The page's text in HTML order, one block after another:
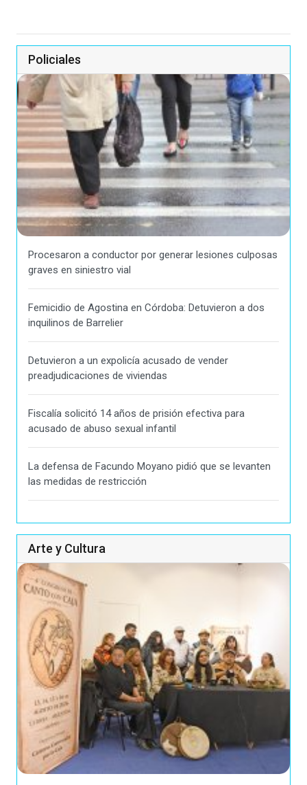
Policiales
Procesaron a conductor por generar lesiones culposas
graves en siniestro vial
Femicidio de Agostina en Córdoba: Detuvieron a dos
inquilinos de Barrelier
Detuvieron a un expolicía acusado de vender
preadjudicaciones de viviendas
Fiscalía solicitó 14 años de prisión efectiva para
acusado de abuso sexual infantil
La defensa de Facundo Moyano pidió que se levanten
las medidas de restricción
Arte y Cultura